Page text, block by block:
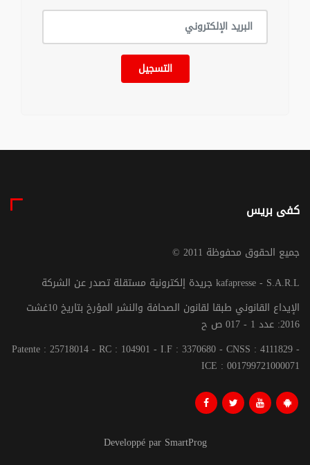
التسجيل
كفى بريس
© جميع الحقوق محفوظة 2011
جريدة إلكترونية مستقلة تصدر عن الشركة kafapresse - S.A.R.L
الإيداع القانوني طبقا لقانون الصحافة والنشر المؤرخ بتاريخ 10غشت
2016: عدد 1 - 017 ص ح
Patente : 25718014 - RC : 104901 - I.F : 3370680 - CNSS : 4111829 -
ICE : 001799721000071
Developpé par SmartProg